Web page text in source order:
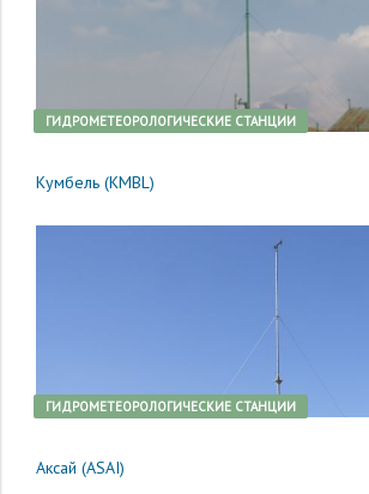
ГИДРОМЕТЕОРОЛОГИЧЕСКИЕ СТАНЦИИ
Кумбель (KMBL)
ГИДРОМЕТЕОРОЛОГИЧЕСКИЕ СТАНЦИИ
Аксай (ASAI)